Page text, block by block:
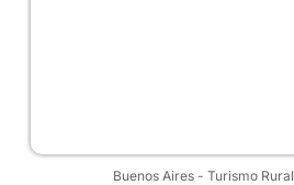
Buenos Aires - Turismo Rural